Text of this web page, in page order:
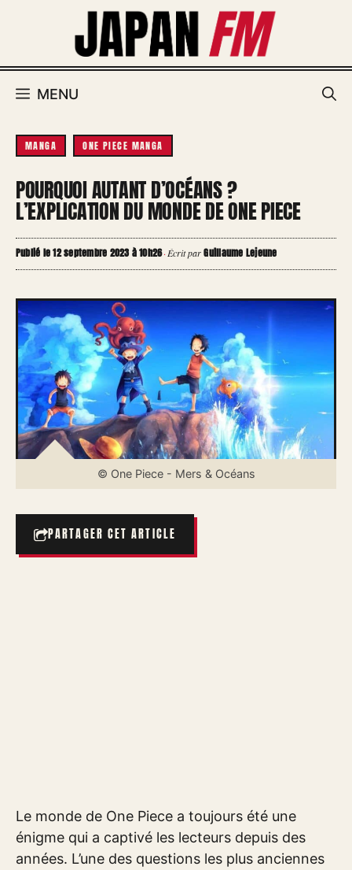
MENU
MANGA ONE PIECE MANGA
POURQUOI AUTANT D’OCÉANS ?
L’EXPLICATION DU MONDE DE ONE PIECE
Publié le 12 septembre 2023 à 10h26·Écrit parGuillaume Lejeune
© One Piece - Mers & Océans
PARTAGER CET ARTICLE
Le monde de One Piece a toujours été une
énigme qui a captivé les lecteurs depuis des
années. L’une des questions les plus anciennes